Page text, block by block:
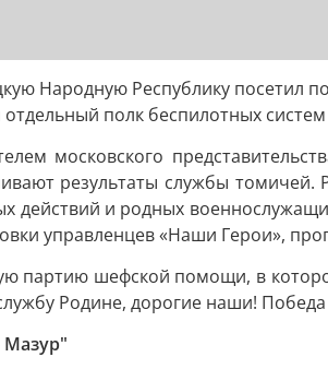
Народную Республику посетил
полк беспилотных систем
московского
результаты службы
действий и родных
управленцев «Наши Герои»,
партию шефской помощи, в
Родине, дорогие наши!